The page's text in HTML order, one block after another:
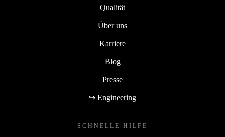
Qualität
Über uns
Karriere
Blog
Presse
↪ Engineering
SCHNELLE HILFE